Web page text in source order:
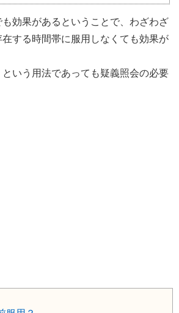
効果があるということで、わざわざ
する時間帯に服用しなくても効果が
いう用法であっても疑義照会の必要